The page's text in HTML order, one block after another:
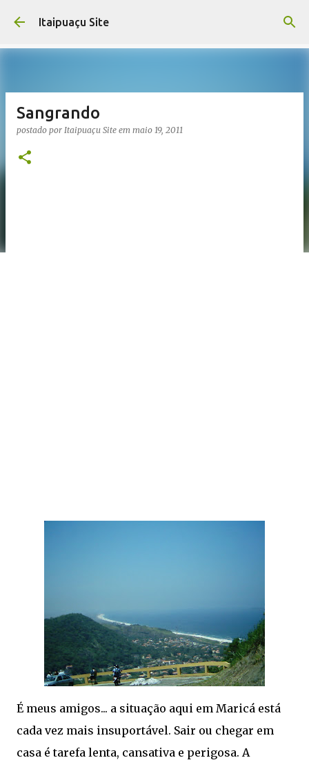
Pular para o conteúdo principal
Itaipuaçu Site
Sangrando
postado por Itaipuaçu Site em maio 19, 2011
É meus amigos... a situação aqui em Maricá está
cada vez mais insuportável. Sair ou chegar em
casa é tarefa lenta, cansativa e perigosa. A